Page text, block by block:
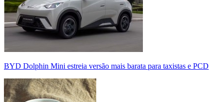
BYD Dolphin Mini estreia versão mais barata para taxistas e PCD